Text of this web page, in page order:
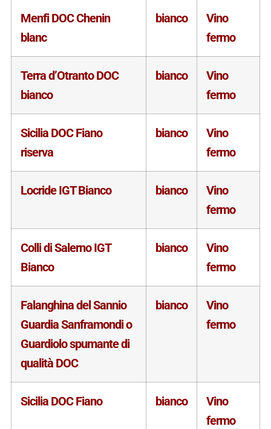
Menfi DOC Chenin
blanc
bianco
Vino
fermo
Terra d’Otranto DOC
bianco
bianco
Vino
fermo
Sicilia DOC Fiano
riserva
bianco
Vino
fermo
Locride IGT Bianco bianco
Vino
fermo
Colli di Salerno IGT
Bianco
bianco
Vino
fermo
Falanghina del Sannio
Guardia Sanframondi o
Guardiolo spumante di
qualità DOC
bianco
Vino
fermo
Sicilia DOC Fiano bianco
Vino
fermo